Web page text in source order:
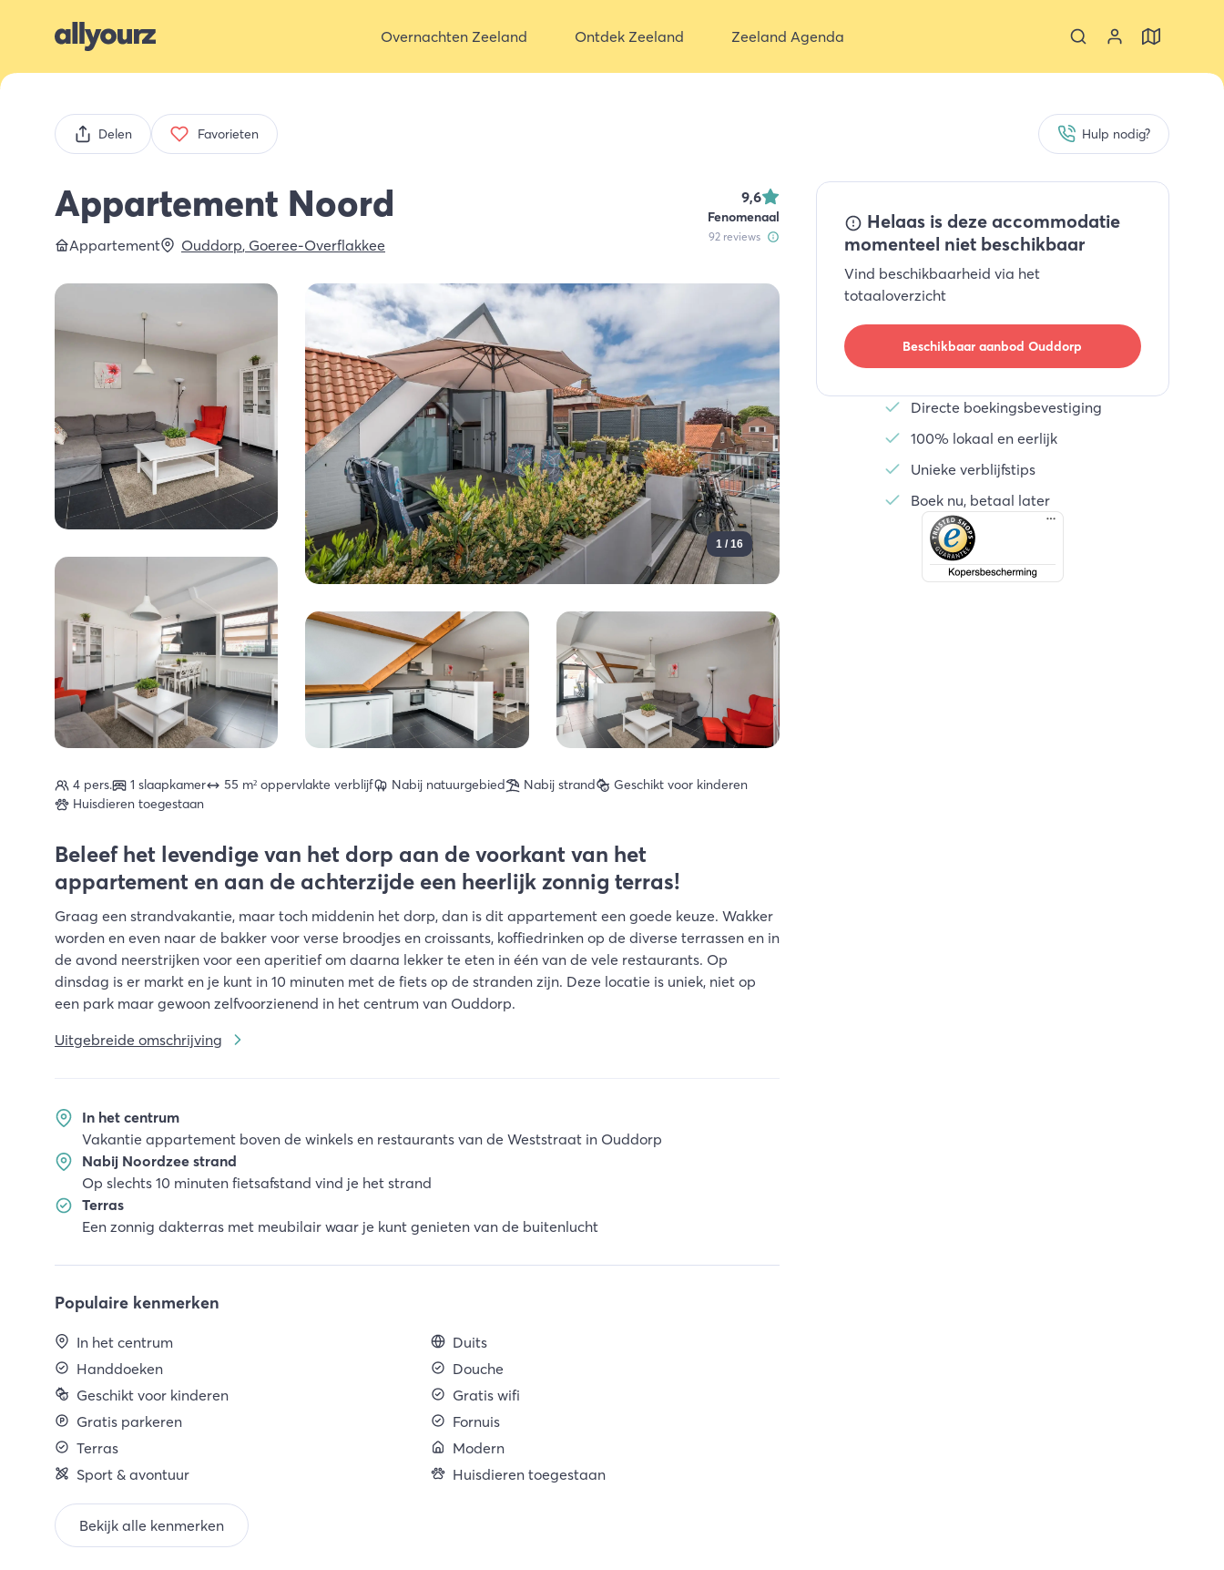
Overnachten Zeeland Ontdek Zeeland Zeeland Agenda
Delen Favorieten Hulp nodig?
Appartement Noord
Appartement
9,6
Fenomenaal
92reviews
Ouddorp, Goeree-Overflakkee
1 / 16
4 pers. 1 slaapkamer 55 m² oppervlakte verblijf Nabij natuurgebied Nabij strand
Geschikt voor kinderen
Huisdieren toegestaan
Beleef het levendige van het dorp aan de voorkant van het
appartement en aan de achterzijde een heerlijk zonnig terras!
Graag een strandvakantie, maar toch middenin het dorp, dan is dit appartement een goede keuze. Wakker
worden en even naar de bakker voor verse broodjes en croissants, koffiedrinken op de diverse terrassen en in
de avond neerstrijken voor een aperitief om daarna lekker te eten in één van de vele restaurants. Op
dinsdag is er markt en je kunt in 10 minuten met de fiets op de stranden zijn. Deze locatie is uniek, niet op
een park maar gewoon zelfvoorzienend in het centrum van Ouddorp.
Uitgebreide omschrijving
In het centrum
Vakantie appartement boven de winkels en restaurants van de Weststraat in Ouddorp
Nabij Noordzee strand
Op slechts 10 minuten fietsafstand vind je het strand
Terras
Een zonnig dakterras met meubilair waar je kunt genieten van de buitenlucht
Populaire kenmerken
In het centrum
Handdoeken
Geschikt voor kinderen
Gratis parkeren
Terras
Sport & avontuur
Duits
Douche
Gratis wifi
Fornuis
Modern
Huisdieren toegestaan
Bekijk alle kenmerken
Helaas is deze accommodatie
momenteel niet beschikbaar
Vind beschikbaarheid via het
totaaloverzicht
Beschikbaar aanbod Ouddorp
Directe boekingsbevestiging
100% lokaal en eerlijk
Unieke verblijfstips
Boek nu, betaal later